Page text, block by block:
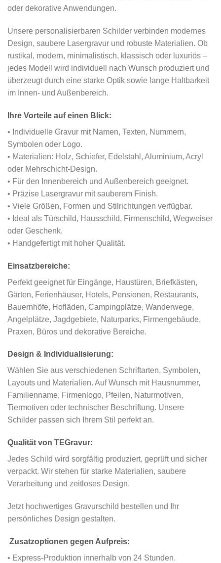
oder dekorative Anwendungen.
Unsere personalisierbaren Schilder verbinden modernes
Design, saubere Lasergravur und robuste Materialien. Ob
rustikal, modern, minimalistisch, klassisch oder luxuriös –
jedes Modell wird individuell nach Wunsch produziert und
überzeugt durch eine starke Optik sowie lange Haltbarkeit
im Innen- und Außenbereich.
Ihre Vorteile auf einen Blick:
• Individuelle Gravur mit Namen, Texten, Nummern,
Symbolen oder Logo.
• Materialien: Holz, Schiefer, Edelstahl, Aluminium, Acryl
oder Mehrschicht-Design.
• Für den Innenbereich und Außenbereich geeignet.
• Präzise Lasergravur mit sauberem Finish.
• Viele Größen, Formen und Stilrichtungen verfügbar.
• Ideal als Türschild, Hausschild, Firmenschild, Wegweiser
oder Geschenk.
• Handgefertigt mit hoher Qualität.
Einsatzbereiche:
Perfekt geeignet für Eingänge, Haustüren, Briefkästen,
Gärten, Ferienhäuser, Hotels, Pensionen, Restaurants,
Bauernhöfe, Hofläden, Campingplätze, Wanderwege,
Angelplätze, Jagdgebiete, Naturparks, Firmengebäude,
Praxen, Büros und dekorative Bereiche.
Design & Individualisierung:
Wählen Sie aus verschiedenen Schriftarten, Symbolen,
Layouts und Materialien. Auf Wunsch mit Hausnummer,
Familienname, Firmenlogo, Pfeilen, Naturmotiven,
Tiermotiven oder technischer Beschriftung. Unsere
Schilder passen sich Ihrem Stil perfekt an.
Qualität von TEGravur:
Jedes Schild wird sorgfältig produziert, geprüft und sicher
verpackt. Wir stehen für starke Materialien, saubere
Verarbeitung und zeitloses Design.
Jetzt hochwertiges Gravurschild bestellen und Ihr
persönliches Design gestalten.
Zusatzoptionen gegen Aufpreis:
• Express-Produktion innerhalb von 24 Stunden.